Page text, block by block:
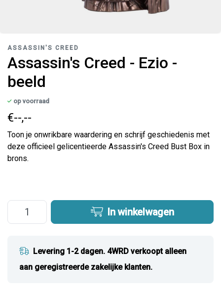
ASSASSIN'S CREED
Assassin's Creed - Ezio -
beeld
op voorraad
€--,--
Toon je onwrikbare waardering en schrijf geschiedenis met
deze officieel gelicentieerde Assassin's Creed Bust Box in
brons.
In winkelwagen
Levering 1-2 dagen. 4WRD verkoopt alleen
aan geregistreerde zakelijke klanten.